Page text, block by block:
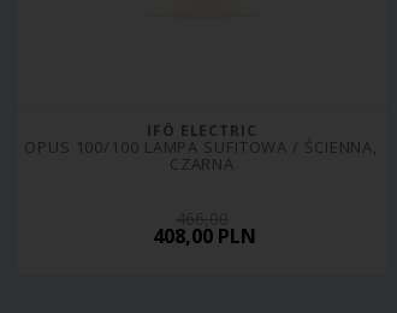
IFÖ ELECTRIC
OPUS 100/100 LAMPA SUFITOWA / ŚCIENNA,
CZARNA
408,00 PLN